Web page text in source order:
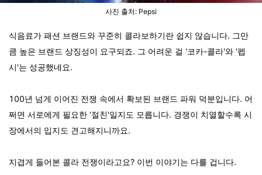
사진 출처: Pepsi
식음료가 패션 브랜드와 꾸준히 콜라보하기란 쉽지 않습니다. 그만
큼 높은 브랜드 상징성이 요구되죠. 그 어려운 걸 '코카-콜라'와 '펩
시'는 성공했네요.
100년 넘게 이어진 전쟁 속에서 확보된 브랜드 파워 덕분입니다. 어
쩌면 서로에게 필요한 '절친'일지도 모릅니다. 경쟁이 치열할수록 시
장에서의 입지도 견고해지니까요.
지겹게 들어본 콜라 전쟁이라고요? 이번 이야기는 다를 겁니다.